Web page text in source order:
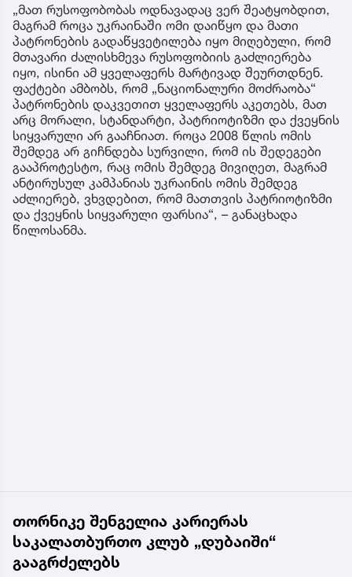
„მათ რუსოფობობას ოდნავადაც ვერ შეატყობდით,
მაგრამ როცა უკრაინაში ომი დაიწყო და მათი
პატრონების გადაწყვეტილება იყო მიღებული, რომ
მთავარი ძალისხმევა რუსოფობიის გაძლიერება
იყო, ისინი ამ ყველაფერს მარტივად შეურთდნენ.
ფაქტები ამბობს, რომ „ნაციონალური მოძრაობა“
პატრონების დაკვეთით ყველაფერს აკეთებს, მათ
არც მორალი, სტანდარტი, პატრიოტიზმი და ქვეყნის
სიყვარული არ გააჩნიათ. როცა 2008 წლის ომის
შემდეგ არ გიჩნდება სურვილი, რომ ის შედეგები
გააპროტესტო, რაც ომის შემდეგ მივიღეთ, მაგრამ
ანტირუსულ კამპანიას უკრაინის ომის შემდეგ
აძლიერებ, ვხვდებით, რომ მათთვის პატრიოტიზმი
და ქვეყნის სიყვარული ფარსია“, – განაცხადა
წილოსანმა.
თორნიკე შენგელია კარიერას
საკალათბურთო კლუბ „დუბაიში“
გააგრძელებს